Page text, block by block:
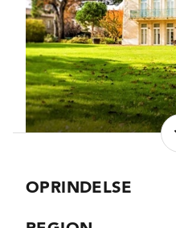
Franc, og andre 9 dage
Sauvignon og Petit
(allerede) den 29.
Efter alle stilke var
sortering af druerne
forsvandt op i det store
temperaturregulerede
i begyndelsen af
som selvfølgelig igen
OPRINDELSE